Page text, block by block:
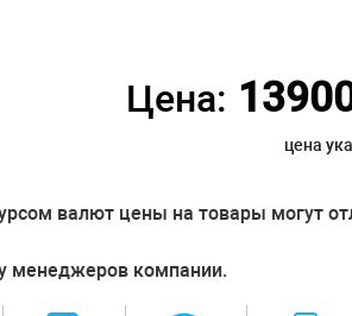
Цена:
цена
валют цены на товары могут
менеджеров компании.